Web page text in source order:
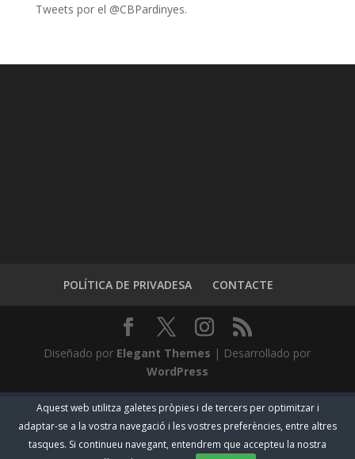
Tweets por el @CBPardinyes.
POLÍTICA DE PRIVADESA CONTACTE
Diseñado por Elegant Themes | Desarrollado por
WordPress
Aquest web utilitza galetes pròpies i de tercers per optimitzar i
adaptar-se a la vostra navegació i les vostres preferències, entre altres
tasques. Si continueu navegant, entendrem que accepteu la nostra